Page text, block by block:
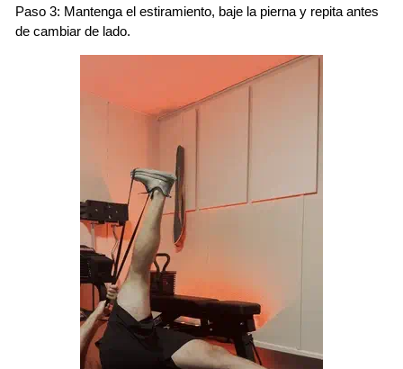
Paso 3: Mantenga el estiramiento, baje la pierna y repita antes
de cambiar de lado.